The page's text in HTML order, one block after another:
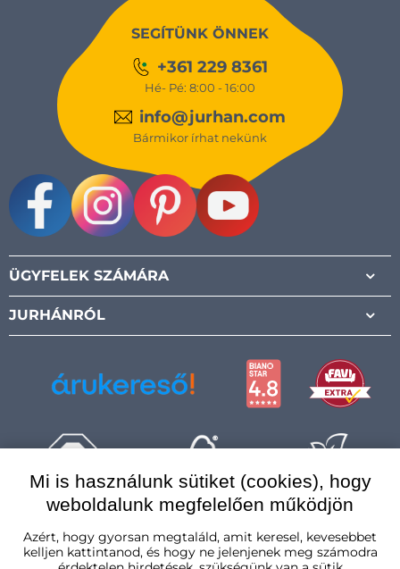
SEGÍTÜNK ÖNNEK
+361 229 8361
Hé- Pé: 8:00 - 16:00
info@jurhan.com
Bármikor írhat nekünk
ÜGYFELEK SZÁMÁRA
JURHÁNRÓL
Mi is használunk sütiket (cookies), hogy
weboldalunk megfelelően működjön
Azért, hogy gyorsan megtaláld, amit keresel, kevesebbet
kelljen kattintanod, és hogy ne jelenjenek meg számodra